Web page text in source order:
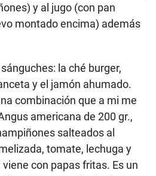
y al jugo (con pan
montado encima) además
la ché burger,
y el jamón ahumado.
combinación que a mi me
americana de 200 gr.,
salteados al
tomate, lechuga y
con papas fritas. Es un